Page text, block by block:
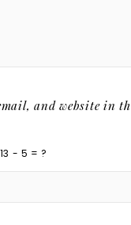
and website in
13 - 5 = ?